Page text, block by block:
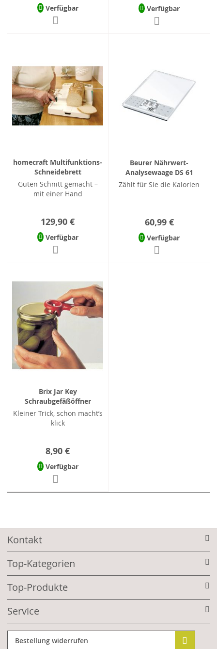
Verfügbar Verfügbar
homecraft Multifunktions-
Schneidebrett
Guten Schnitt gemacht –
mit einer Hand
129,90 €
Verfügbar
Beurer Nährwert-
Analysewaage DS 61
Zählt für Sie die Kalorien
60,99 €
Verfügbar
Brix Jar Key
Schraubgefäßöffner
Kleiner Trick, schon macht’s
klick
8,90 €
Verfügbar
Kontakt
Top-Kategorien
Top-Produkte
Service
Bestellung widerrufen